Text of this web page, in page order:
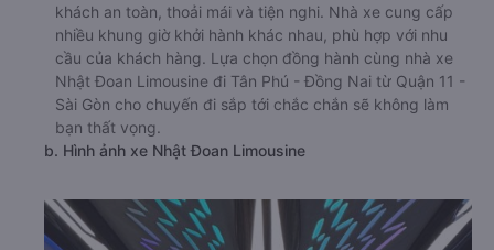
khách an toàn, thoải mái và tiện nghi. Nhà xe cung cấp
nhiều khung giờ khởi hành khác nhau, phù hợp với nhu
cầu của khách hàng. Lựa chọn đồng hành cùng nhà xe
Nhật Đoan Limousine đi Tân Phú - Đồng Nai từ Quận 11 -
Sài Gòn cho chuyến đi sắp tới chắc chắn sẽ không làm
bạn thất vọng.
b. Hình ảnh xe Nhật Đoan Limousine